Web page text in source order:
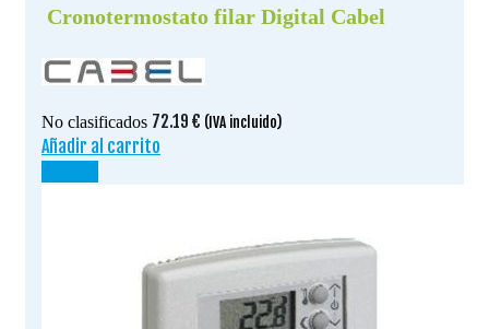
Cronotermostato filar Digital Cabel
No clasificados 72.19 € (IVA incluido)
Añadir al carrito